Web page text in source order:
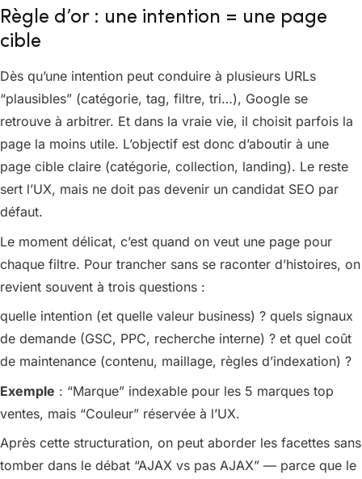
Règle d’or : une intention = une page
cible
Dès qu’une intention peut conduire à plusieurs URLs
“plausibles” (catégorie, tag, filtre, tri…), Google se
retrouve à arbitrer. Et dans la vraie vie, il choisit parfois la
page la moins utile. L’objectif est donc d’aboutir à une
page cible claire (catégorie, collection, landing). Le reste
sert l’UX, mais ne doit pas devenir un candidat SEO par
défaut.
Le moment délicat, c’est quand on veut une page pour
chaque filtre. Pour trancher sans se raconter d’histoires, on
revient souvent à trois questions :
quelle intention (et quelle valeur business) ? quels signaux
de demande (GSC, PPC, recherche interne) ? et quel coût
de maintenance (contenu, maillage, règles d’indexation) ?
Exemple : “Marque” indexable pour les 5 marques top
ventes, mais “Couleur” réservée à l’UX.
Après cette structuration, on peut aborder les facettes sans
tomber dans le débat “AJAX vs pas AJAX” — parce que le